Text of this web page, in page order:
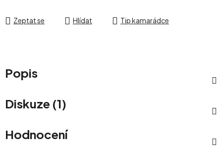
Zeptat se Hlídat Tip kamarádce
Popis
Diskuze (1)
Hodnocení